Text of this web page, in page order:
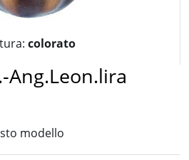
colorato
Ang.Leon.lira
modello